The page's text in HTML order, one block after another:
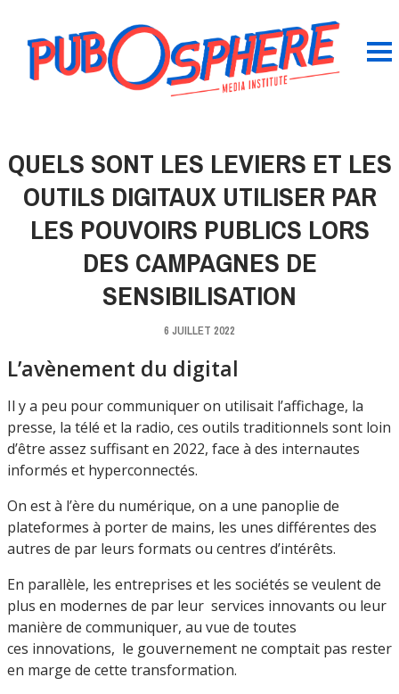
QUELS SONT LES LEVIERS ET LES
OUTILS DIGITAUX UTILISER PAR
LES POUVOIRS PUBLICS LORS
DES CAMPAGNES DE
SENSIBILISATION
6 JUILLET 2022
L’avènement du digital
Il y a peu pour communiquer on utilisait l’affichage, la
presse, la télé et la radio, ces outils traditionnels sont loin
d’être assez suffisant en 2022, face à des internautes
informés et hyperconnectés.
On est à l’ère du numérique, on a une panoplie de
plateformes à porter de mains, les unes différentes des
autres de par leurs formats ou centres d’intérêts.
En parallèle, les entreprises et les sociétés se veulent de
plus en modernes de par leur services innovants ou leur
manière de communiquer, au vue de toutes
ces innovations, le gouvernement ne comptait pas rester
en marge de cette transformation.